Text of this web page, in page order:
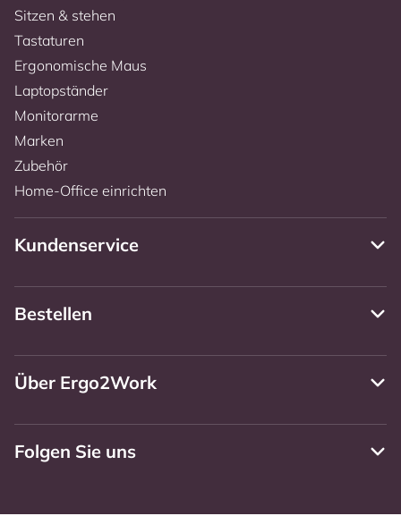
Sitzen & stehen
Tastaturen
Ergonomische Maus
Laptopständer
Monitorarme
Marken
Zubehör
Home-Office einrichten
Kundenservice
Bestellen
Über Ergo2Work
Folgen Sie uns